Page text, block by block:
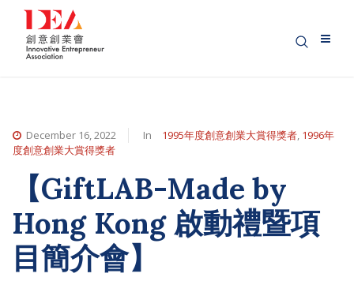
December 16, 2022 In 1995年度創意創業大賞得獎者, 1996年
度創意創業大賞得獎者
【GiftLAB-Made by
Hong Kong 啟動禮暨項
目簡介會】